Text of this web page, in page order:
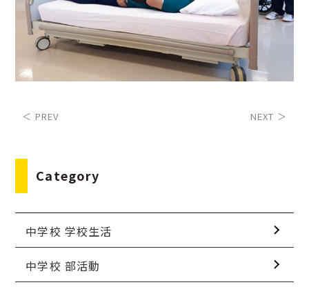
＜ PREV NEXT ＞
Category
中学校 学校生活
中学校 部活動